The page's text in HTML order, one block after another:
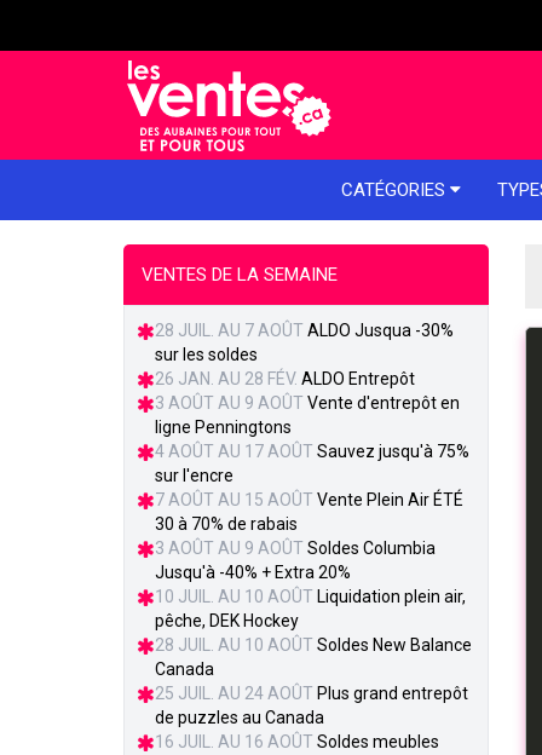
CATÉGORIES
VENTES DE LA SEMAINE
28 JUIL. AU 7 AOÛT ALDO Jusqua -30%
sur les soldes
26 JAN. AU 28 FÉV. ALDO Entrepôt
3 AOÛT AU 9 AOÛT Vente d'entrepôt en
ligne Penningtons
4 AOÛT AU 17 AOÛT Sauvez jusqu'à 75%
sur l'encre
7 AOÛT AU 15 AOÛT Vente Plein Air ÉTÉ
30 à 70% de rabais
3 AOÛT AU 9 AOÛT Soldes Columbia
Jusqu'à -40% + Extra 20%
10 JUIL. AU 10 AOÛT Liquidation plein air,
pêche, DEK Hockey
28 JUIL. AU 10 AOÛT Soldes New Balance
Canada
25 JUIL. AU 24 AOÛT Plus grand entrepôt
de puzzles au Canada
16 JUIL. AU 16 AOÛT Soldes meubles